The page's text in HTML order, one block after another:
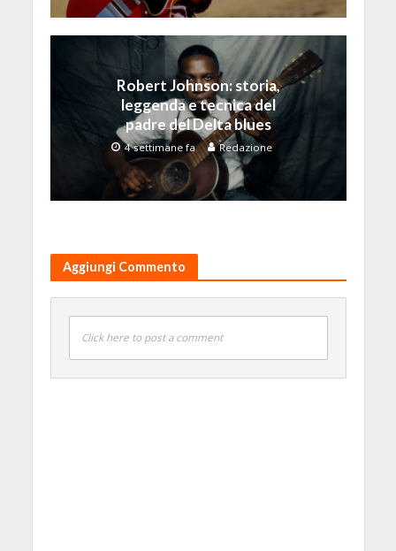
Robert Johnson: storia,
leggenda e tecnica del
padre del Delta blues
4 settimane fa Redazione
Aggiungi Commento
Click here to post a comment